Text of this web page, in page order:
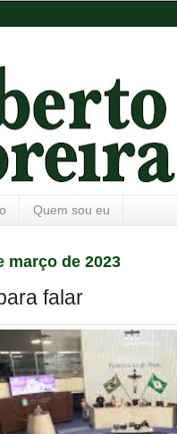
Quem sou eu
março de 2023
falar